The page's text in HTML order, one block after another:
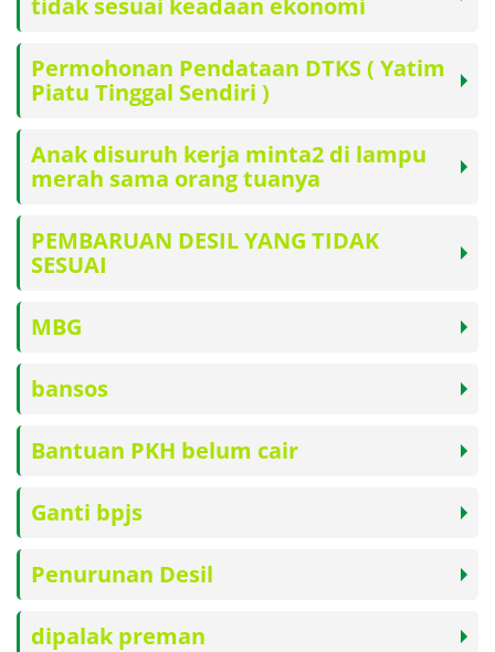
tidak sesuai keadaan ekonomi
Permohonan Pendataan DTKS ( Yatim
Piatu Tinggal Sendiri )
Anak disuruh kerja minta2 di lampu
merah sama orang tuanya
PEMBARUAN DESIL YANG TIDAK
SESUAI
MBG
bansos
Bantuan PKH belum cair
Ganti bpjs
Penurunan Desil
dipalak preman